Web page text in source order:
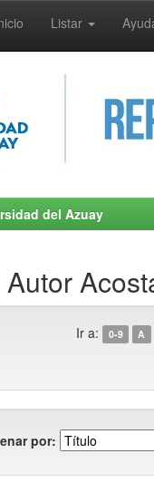
Listar
del Azuay
Ir a: 0-9 A
por: